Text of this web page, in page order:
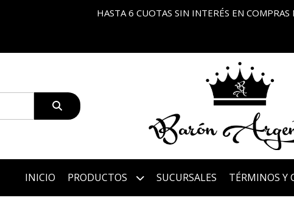
HASTA 6 CUOTAS SIN INTERÉS EN
INICIO PRODUCTOS SUCURSALES TÉRMINOS Y